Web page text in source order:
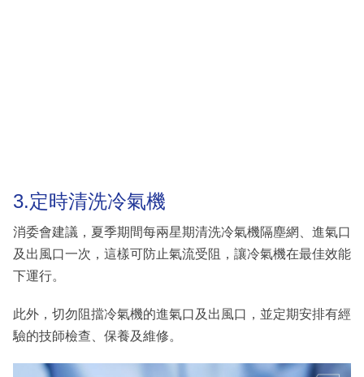
3.定時清洗冷氣機
消委會建議，夏季期間每兩星期清洗冷氣機隔塵網、進氣口
及出風口一次，這樣可防止氣流受阻，讓冷氣機在最佳效能
下運行。
此外，切勿阻擋冷氣機的進氣口及出風口，並定期安排有經
驗的技師檢查、保養及維修。